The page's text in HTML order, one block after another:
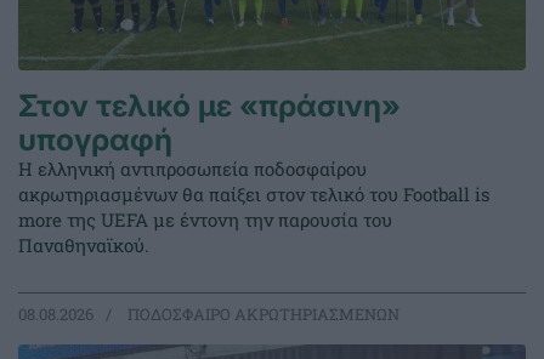
Στον τελικό με «πράσινη»
υπογραφή
Η ελληνική αντιπροσωπεία ποδοσφαίρου
ακρωτηριασμένων θα παίξει στον τελικό του Football is
more της UEFA με έντονη την παρουσία του
Παναθηναϊκού.
08.08.2026 ΠΟΔΟΣΦΑΙΡΟ ΑΚΡΩΤΗΡΙΑΣΜΕΝΩΝ